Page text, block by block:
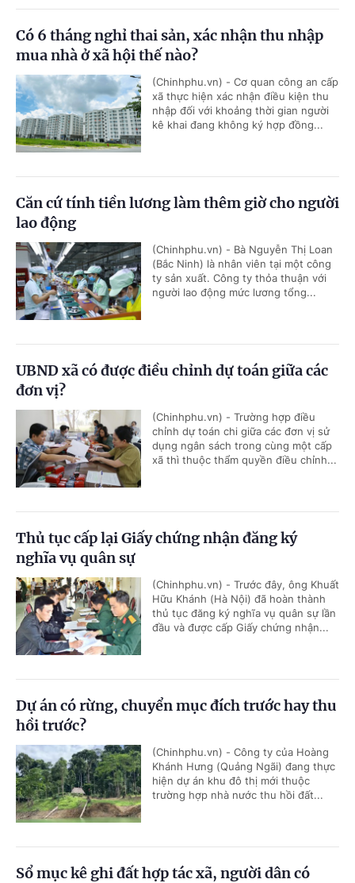
Có 6 tháng nghỉ thai sản, xác nhận thu nhập
mua nhà ở xã hội thế nào?
(Chinhphu.vn) - Cơ quan công an cấp
xã thực hiện xác nhận điều kiện thu
nhập đối với khoảng thời gian người
kê khai đang không ký hợp đồng...
Căn cứ tính tiền lương làm thêm giờ cho người
lao động
(Chinhphu.vn) - Bà Nguyễn Thị Loan
(Bắc Ninh) là nhân viên tại một công
ty sản xuất. Công ty thỏa thuận với
người lao động mức lương tổng...
UBND xã có được điều chỉnh dự toán giữa các
đơn vị?
(Chinhphu.vn) - Trường hợp điều
chỉnh dự toán chi giữa các đơn vị sử
dụng ngân sách trong cùng một cấp
xã thì thuộc thẩm quyền điều chỉnh...
Thủ tục cấp lại Giấy chứng nhận đăng ký
nghĩa vụ quân sự
(Chinhphu.vn) - Trước đây, ông Khuất
Hữu Khánh (Hà Nội) đã hoàn thành
thủ tục đăng ký nghĩa vụ quân sự lần
đầu và được cấp Giấy chứng nhận...
Dự án có rừng, chuyển mục đích trước hay thu
hồi trước?
(Chinhphu.vn) - Công ty của Hoàng
Khánh Hưng (Quảng Ngãi) đang thực
hiện dự án khu đô thị mới thuộc
trường hợp nhà nước thu hồi đất...
Sổ mục kê ghi đất hợp tác xã, người dân có